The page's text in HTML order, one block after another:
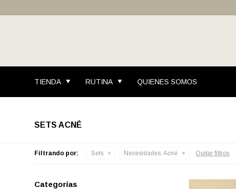
TIENDA RUTINA QUIENES SOMOS
SETS ACNÉ
Filtrando por: Sets Necesidades: Acné Quitar filtros
Categorías